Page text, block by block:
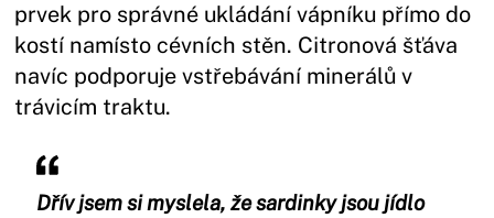
prvek pro správné ukládání vápníku přímo do
kostí namísto cévních stěn. Citronová šťáva
navíc podporuje vstřebávání minerálů v
trávicím traktu.
Dřív jsem si myslela, že sardinky jsou jídlo